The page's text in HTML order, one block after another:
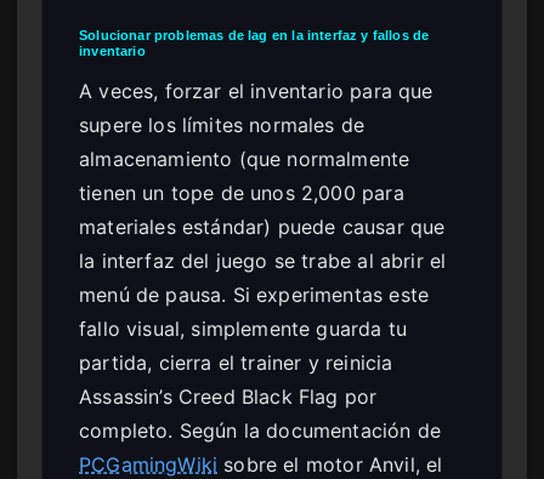
Solucionar problemas de lag en la interfaz y fallos de
inventario
A veces, forzar el inventario para que
supere los límites normales de
almacenamiento (que normalmente
tienen un tope de unos 2,000 para
materiales estándar) puede causar que
la interfaz del juego se trabe al abrir el
menú de pausa. Si experimentas este
fallo visual, simplemente guarda tu
partida, cierra el trainer y reinicia
Assassin’s Creed Black Flag por
completo. Según la documentación de
PCGamingWiki sobre el motor Anvil, el